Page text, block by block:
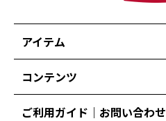
アイテム
コンテンツ
ご利用ガイド｜お問い合わせ